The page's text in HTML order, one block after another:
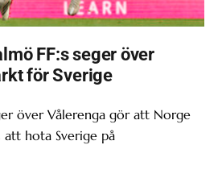
FF:s seger över
för Sverige
över Vålerenga gör att Norge
att hota Sverige på